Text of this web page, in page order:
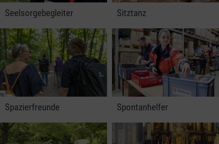
Seelsorgebegleiter Sitztanz
Spazierfreunde Spontanhelfer